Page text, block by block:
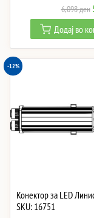
6,098ден
Додај во
-12%
Конектор за LED
SKU: 16751